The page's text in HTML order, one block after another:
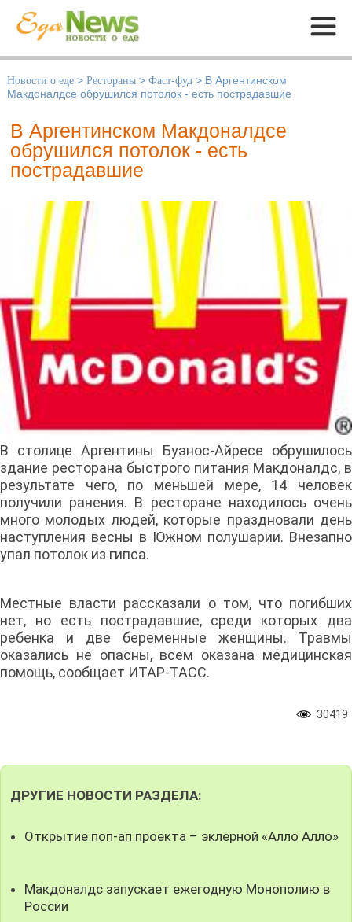
Меню
Новости о еде > Рестораны > Фаст-фуд > В Аргентинском
Макдоналдсе обрушился потолок - есть пострадавшие
В Аргентинском Макдоналдсе
обрушился потолок - есть
пострадавшие
В столице Аргентины Буэнос-Айресе обрушилось
здание ресторана быстрого питания Макдоналдс, в
результате чего, по меньшей мере, 14 человек
получили ранения. В ресторане находилось очень
много молодых людей, которые праздновали день
наступления весны в Южном полушарии. Внезапно
упал потолок из гипса.
Местные власти рассказали о том, что погибших
нет, но есть пострадавшие, среди которых два
ребенка и две беременные женщины. Травмы
оказались не опасны, всем оказана медицинская
помощь, сообщает ИТАР-ТАСС.
30419
ДРУГИЕ НОВОСТИ РАЗДЕЛА:
Открытие поп-ап проекта – эклерной «Алло Алло»
Макдоналдс запускает ежегодную Монополию в
России